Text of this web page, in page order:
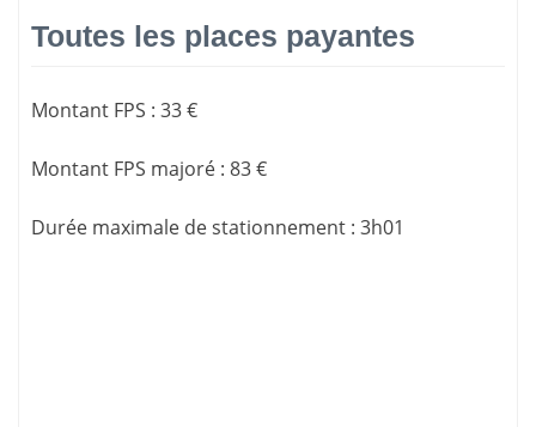
Toutes les places payantes
Montant FPS : 33 €
Montant FPS majoré : 83 €
Durée maximale de stationnement : 3h01